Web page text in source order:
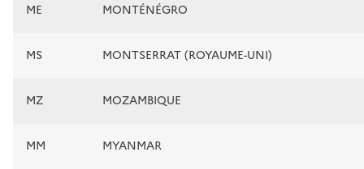
ME MONTÉNÉGRO
MS MONTSERRAT (ROYAUME-UNI)
MZ MOZAMBIQUE
MM MYANMAR